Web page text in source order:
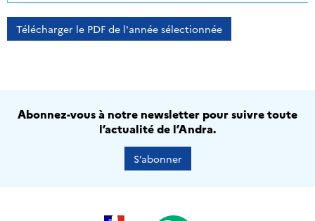
Télécharger le PDF de l'année sélectionnée
Abonnez-vous à notre newsletter pour suivre toute
l’actualité de l’Andra.
S’abonner